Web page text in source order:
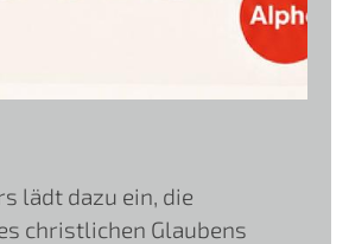
lädt dazu ein, die
christlichen Glaubens